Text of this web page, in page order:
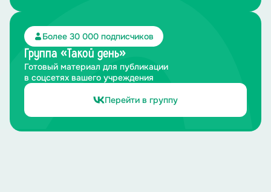
Более 30 000 подписчиков
Группа «Такой день»
Готовый материал для публикации
в соцсетях вашего учреждения
Перейти в группу